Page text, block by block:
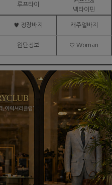
루프타이
넥타이핀
♥ 정장바지 캐주얼바지
원단정보 ♡ Woman